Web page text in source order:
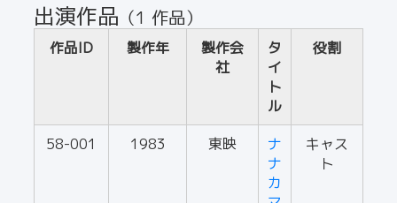
出演作品 （1 作品）
作品ID 製作年
製作会
社
タ
イ
ト
ル
役割
58-001 1983 東映
ナ
ナ
カ
キャス
ト